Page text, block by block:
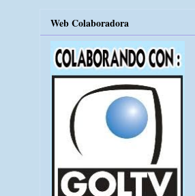
Web Colaboradora